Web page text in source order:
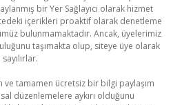
bir Yer Sağlayıcı olarak hizmet
içerikleri proaktif olarak denetleme
bulunmamaktadır. Ancak, üyelerimiz
taşımakta olup, siteye üye olarak
ve tamamen ücretsiz bir bilgi paylaşım
düzenlemelere aykırı olduğunu